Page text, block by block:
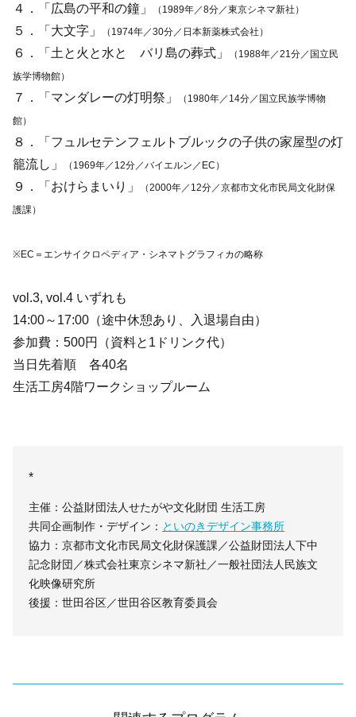
４．「広島の平和の鐘」 （1989年／8分／東京シネマ新社）
５．「大文字」 （1974年／30分／日本新薬株式会社）
６．「土と火と水と バリ島の葬式」
（1988年／21分／国立民
族学博物館）
７．「マンダレーの灯明祭」
（1980年／14分／国立民族学博物
館）
８．「フュルセテンフェルトブルックの子供の家屋型の灯
籠流し」
（1969年／12分／バイエルン／EC）
９．「おけらまいり」
（2000年／12分／京都市文化市民局文化財保
護課）
※EC＝エンサイクロペディア・シネマトグラフィカの略称
vol.3, vol.4 いずれも
14:00～17:00（途中休憩あり、入退場自由）
参加費：500円（資料と1ドリンク代）
当日先着順 各40名
生活工房4階ワークショップルーム
*
主催：公益財団法人せたがや文化財団 生活工房
共同企画制作・デザイン： といのきデザイン事務所
協力：京都市文化市民局文化財保護課／公益財団法人下中
記念財団／株式会社東京シネマ新社／一般社団法人民族文
化映像研究所
後援：世田谷区／世田谷区教育委員会